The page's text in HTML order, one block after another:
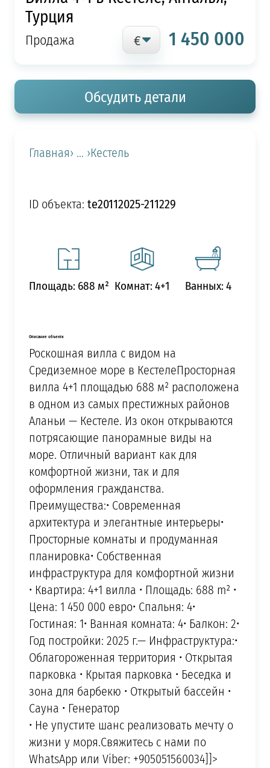
Турция
Продажа 1 450 000
Обсудить детали
Главная› ... ›Кестель
ID объекта: te20112025-211229
Площадь: 688 м² Комнат: 4+1 Ванных: 4
Описание объекта
Роскошная вилла с видом на
Средиземное море в КестелеПросторная
вилла 4+1 площадью 688 м² расположена
в одном из самых престижных районов
Аланьи — Кестеле. Из окон открываются
потрясающие панорамные виды на
море. Отличный вариант как для
комфортной жизни, так и для
оформления гражданства.
Преимущества:• Современная
архитектура и элегантные интерьеры•
Просторные комнаты и продуманная
планировка• Собственная
инфраструктура для комфортной жизни
• Квартира: 4+1 вилла • Площадь: 688 m² •
Цена: 1 450 000 евро• Спальня: 4•
Гостиная: 1• Ванная комната: 4• Балкон: 2•
Год постройки: 2025 г.— Инфраструктура:•
Облагороженная территория • Открытая
парковка • Крытая парковка • Беседка и
зона для барбекю • Открытый бассейн •
Сауна • Генератор
• Не упустите шанс реализовать мечту о
жизни у моря.Свяжитесь с нами по
WhatsApp или Viber: +905051560034]]>